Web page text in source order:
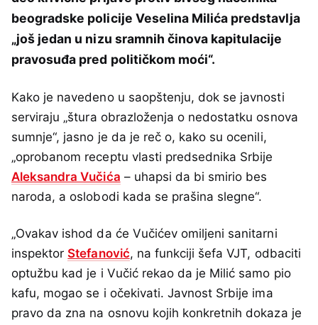
beogradske policije Veselina Milića predstavlja
„još jedan u nizu sramnih činova kapitulacije
pravosuđa pred političkom moći“.
Kako je navedeno u saopštenju, dok se javnosti
serviraju „štura obrazloženja o nedostatku osnova
sumnje“, jasno je da je reč o, kako su ocenili,
„oprobanom receptu vlasti predsednika Srbije
Aleksandra Vučića – uhapsi da bi smirio bes
naroda, a oslobodi kada se prašina slegne“.
„Ovakav ishod da će Vučićev omiljeni sanitarni
inspektorStefanović, na funkciji šefa VJT, odbaciti
optužbu kad je i Vučić rekao da je Milić samo pio
kafu, mogao se i očekivati. Javnost Srbije ima
pravo da zna na osnovu kojih konkretnih dokaza je